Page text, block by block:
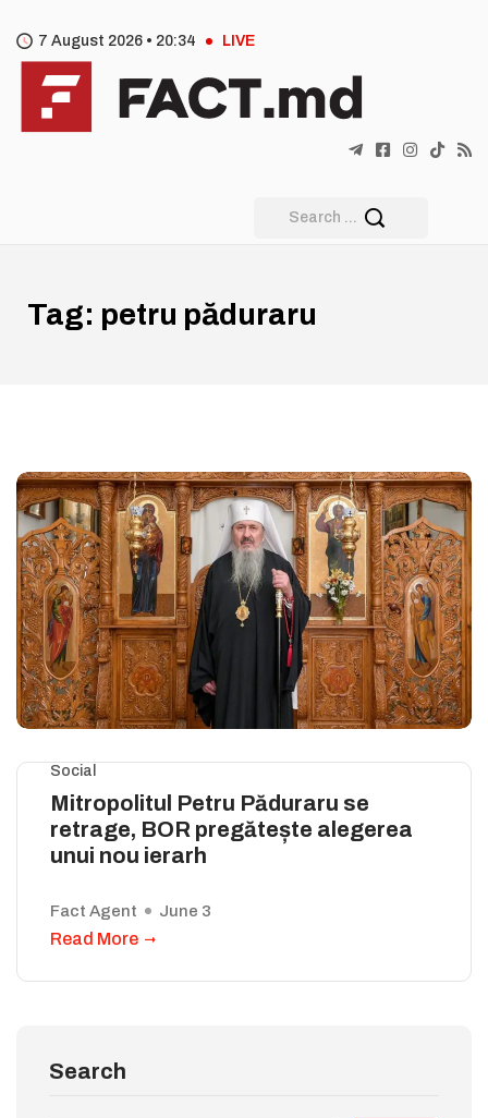
7 August 2026 • 20:34 LIVE
Tag: petru păduraru
Social
Mitropolitul Petru Păduraru se
retrage, BOR pregătește alegerea
unui nou ierarh
Fact Agent June 3
Read More
Search